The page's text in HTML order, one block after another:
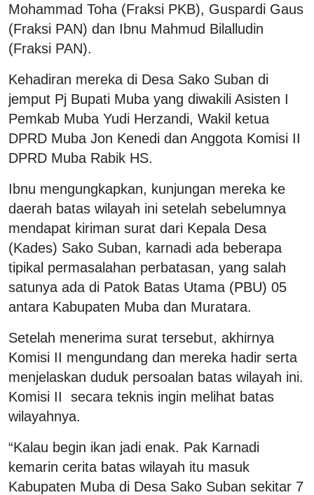
Mohammad Toha (Fraksi PKB), Guspardi Gaus
(Fraksi PAN) dan Ibnu Mahmud Bilalludin
(Fraksi PAN).
Kehadiran mereka di Desa Sako Suban di
jemput Pj Bupati Muba yang diwakili Asisten I
Pemkab Muba Yudi Herzandi, Wakil ketua
DPRD Muba Jon Kenedi dan Anggota Komisi II
DPRD Muba Rabik HS.
Ibnu mengungkapkan, kunjungan mereka ke
daerah batas wilayah ini setelah sebelumnya
mendapat kiriman surat dari Kepala Desa
(Kades) Sako Suban, karnadi ada beberapa
tipikal permasalahan perbatasan, yang salah
satunya ada di Patok Batas Utama (PBU) 05
antara Kabupaten Muba dan Muratara.
Setelah menerima surat tersebut, akhirnya
Komisi II mengundang dan mereka hadir serta
menjelaskan duduk persoalan batas wilayah ini.
Komisi II secara teknis ingin melihat batas
wilayahnya.
“Kalau begin ikan jadi enak. Pak Karnadi
kemarin cerita batas wilayah itu masuk
Kabupaten Muba di Desa Sako Suban sekitar 7